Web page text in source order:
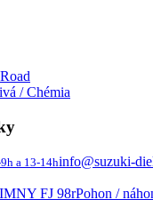
/ Chémia
a 13-14hinfo@suzuki-
FJ 98rPohon /